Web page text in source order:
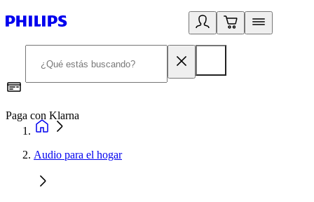
Paga con Klarna
Audio para el hogar